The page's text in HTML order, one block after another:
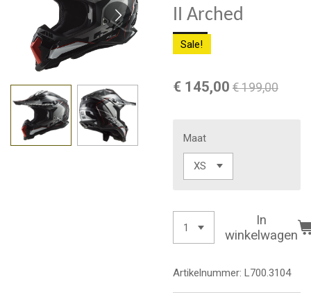
II Arched
Sale!
€ 145,00 € 199,00
Maat
In
winkelwagen
Artikelnummer: L700.3104